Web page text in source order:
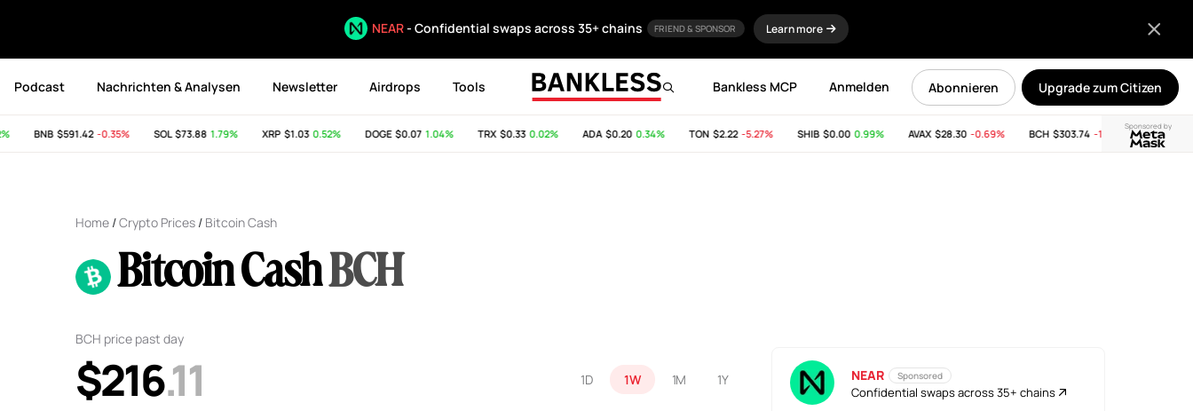
NEAR- Confidential swaps across 35+ chains FRIEND & SPONSOR Learn more
Podcast Nachrichten & Analysen Newsletter Airdrops Tools Upgrade zum Citizen
Abonnieren
Anmelden
Bankless MCP
Sponsored by
BNB$591.42 -0.35% SOL$73.88 1.79% XRP$1.03 0.52% DOGE$0.07 1.04% TRX$0.33 0.02% ADA$0.20 0.34% TON$2.22 -5.27% SHIB$0.00 0.99% AVAX$28.30 -0.69% BCH$303.74 -11.53% LINK $8.21
Home /Crypto Prices / Bitcoin Cash
Bitcoin CashBCH
1D 1W 1M 1Y
BCH price past day
$216.11 NEAR Sponsored
Confidential swaps across 35+ chains